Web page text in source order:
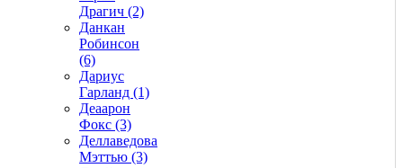
Драгич (2)
Данкан
Робинсон
(6)
Дариус
Гарланд (1)
Деаарон
Фокс (3)
Деллаведова
Мэттью (3)